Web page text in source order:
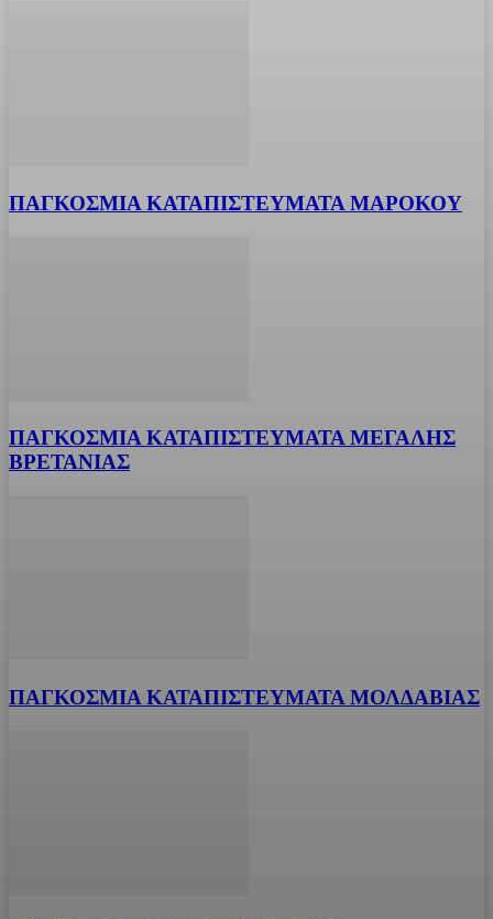
ΠΑΓΚΟΣΜΙΑ ΚΑΤΑΠΙΣΤΕΥΜΑΤΑ ΜΑΡΟΚΟΥ
ΠΑΓΚΟΣΜΙΑ ΚΑΤΑΠΙΣΤΕΥΜΑΤΑ ΜΕΓΑΛΗΣ
ΒΡΕΤΑΝΙΑΣ
ΠΑΓΚΟΣΜΙΑ ΚΑΤΑΠΙΣΤΕΥΜΑΤΑ ΜΟΛΔΑΒΙΑΣ